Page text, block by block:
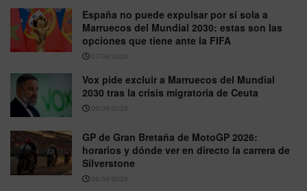
España no puede expulsar por sí sola a
Marruecos del Mundial 2030: estas son las
opciones que tiene ante la FIFA
07/08/2026
Vox pide excluir a Marruecos del Mundial
2030 tras la crisis migratoria de Ceuta
06/08/2026
GP de Gran Bretaña de MotoGP 2026:
horarios y dónde ver en directo la carrera de
Silverstone
06/08/2026